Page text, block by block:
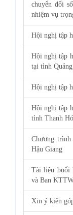
chuyển đổi
nhiệm vụ
Hội nghị tập
Hội nghị tập
tại tỉnh
Hội nghị tập
Hội nghị tập
tỉnh Thanh
Chương
Hậu Giang
Tài liệu buổi
và Ban
Xin ý kiến